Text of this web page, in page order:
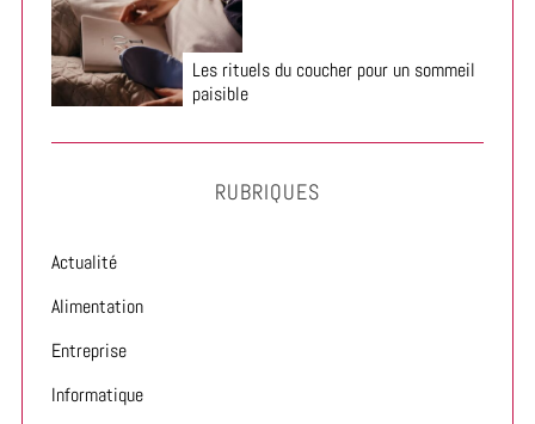
Les rituels du coucher pour un sommeil
paisible
RUBRIQUES
Actualité
Alimentation
Entreprise
Informatique